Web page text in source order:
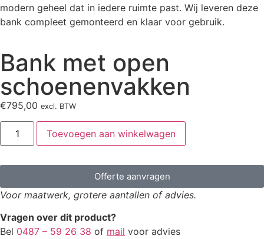
modern geheel dat in iedere ruimte past. Wij leveren deze
bank compleet gemonteerd en klaar voor gebruik.
Bank met open
schoenenvakken
€795,00 excl. BTW
Toevoegen aan winkelwagen
Offerte aanvragen
Voor maatwerk, grotere aantallen of advies.
Vragen over dit product?
Bel 0487 – 59 26 38 of mail voor advies